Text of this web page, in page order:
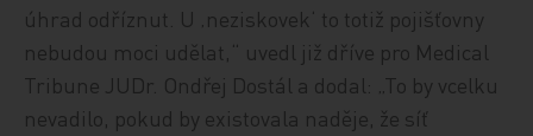
úhrad odříznut. U ‚neziskovek‘ to totiž pojišťovny
nebudou moci udělat,“ uvedl již dříve pro Medical
Tribune JUDr. Ondřej Dostál a dodal: „To by vcelku
nevadilo, pokud by existovala naděje, že síť